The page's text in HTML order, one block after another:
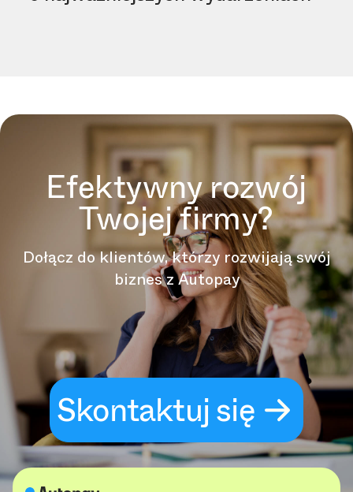
Efektywny rozwój
Twojej firmy?
Dołącz do klientów, którzy rozwijają swój
biznes z Autopay
Skontaktuj się